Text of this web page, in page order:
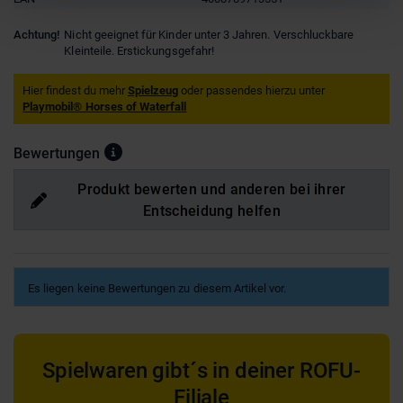
Achtung! Nicht geeignet für Kinder unter 3 Jahren. Verschluckbare
Kleinteile. Erstickungsgefahr!
Hier findest du mehr Spielzeug oder passendes hierzu unter
Playmobil® Horses of Waterfall
Bewertungen
Produkt bewerten und anderen bei ihrer
Entscheidung helfen
Es liegen keine Bewertungen zu diesem Artikel vor.
Spielwaren gibt´s in deiner ROFU-
Filiale